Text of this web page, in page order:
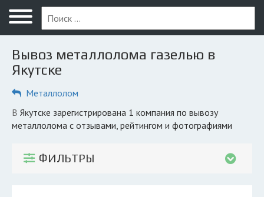
Меню
Главная
Вопрос юристу
Компании
Экоблог
Вывоз металлолома газелью в
Якутске
Металлолом
в Якутске зарегистрирована 1 компания по вывозу
металлолома с отзывами, рейтингом и фотографиями
ФИЛЬТРЫ